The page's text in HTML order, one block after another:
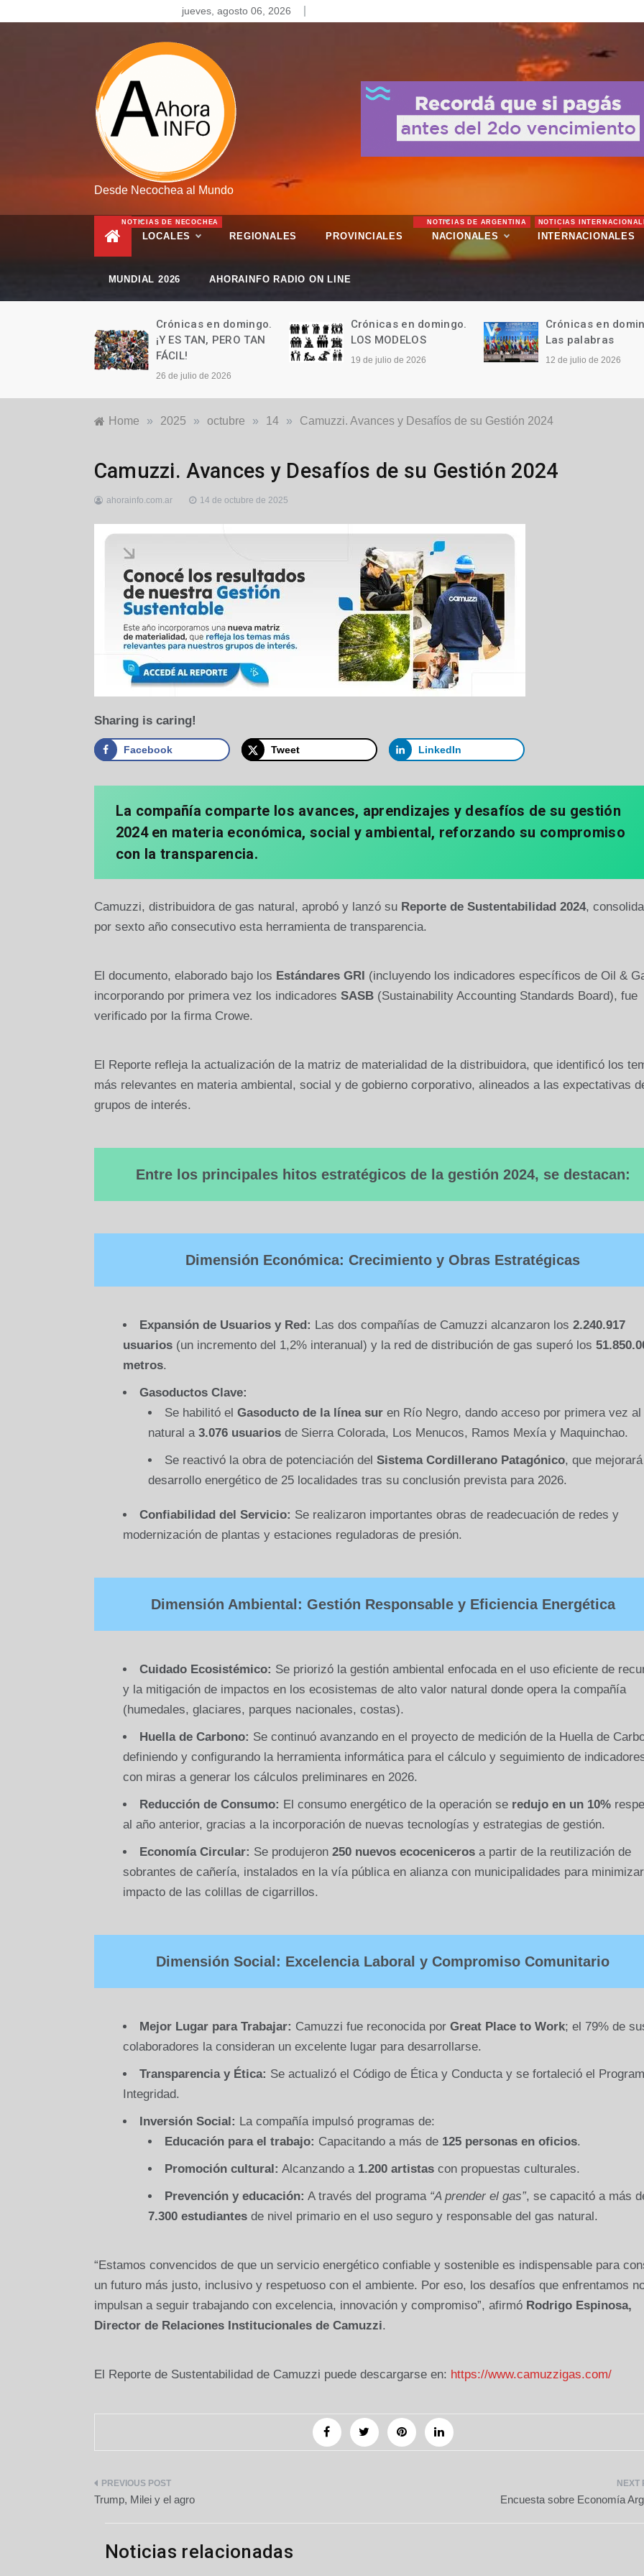
to
jueves, agosto 06, 2026
Desde Necochea al Mundo
LOCALES
NOTICIAS DE NECOCHEA
REGIONALES PROVINCIALES NACIONALES
NOTICIAS DE ARGENTINA
INTERNACIONALES
NOTICIAS
MUNDIAL 2026 AHORAINFO RADIO ON LINE
Crónicas en domingo.
¡Y ES TAN, PERO TAN
FÁCIL!
26 de julio de 2026
Crónicas en domingo.
LOS MODELOS
19 de julio de 2026
Crónicas en
Las palabras
12 de julio de 2026
Home » 2025 » octubre » 14 » Camuzzi. Avances y Desafíos de su Gestión 2024
Generales
Nacionales
Camuzzi. Avances y Desafíos de su Gestión 2024
ahorainfo.com.ar 14 de octubre de 2025
Sharing is caring!
Facebook Tweet LinkedIn
La compañía comparte los avances, aprendizajes y desafíos de su gestión
2024 en materia económica, social y ambiental, reforzando su compromiso
con la transparencia.
Camuzzi, distribuidora de gas natural, aprobó y lanzó su Reporte de Sustentabilidad 2024,
por sexto año consecutivo esta herramienta de transparencia.
El documento, elaborado bajo los Estándares GRI (incluyendo los indicadores específicos de Oil &
incorporando por primera vez los indicadores SASB(Sustainability Accounting Standards Board), fue
verificado por la firma Crowe.
El Reporte refleja la actualización de la matriz de materialidad de la distribuidora, que identificó los
más relevantes en materia ambiental, social y de gobierno corporativo, alineados a las expectativas
grupos de interés.
Entre los principales hitos estratégicos de la gestión 2024, se destacan:
Dimensión Económica: Crecimiento y Obras Estratégicas
Expansión de Usuarios y Red: Las dos compañías de Camuzzi alcanzaron los 2.240.917
usuarios(un incremento del 1,2% interanual) y la red de distribución de gas superó los
metros.
Gasoductos Clave:
Se habilitó elGasoducto de la línea sur en Río Negro, dando acceso por primera vez al
natural a3.076 usuarios de Sierra Colorada, Los Menucos, Ramos Mexía y Maquinchao.
Se reactivó la obra de potenciación delSistema Cordillerano Patagónico, que
desarrollo energético de 25 localidades tras su conclusión prevista para 2026.
Confiabilidad del Servicio: Se realizaron importantes obras de readecuación de redes y
modernización de plantas y estaciones reguladoras de presión.
Dimensión Ambiental: Gestión Responsable y Eficiencia Energética
Cuidado Ecosistémico: Se priorizó la gestión ambiental enfocada en el uso eficiente de
y la mitigación de impactos en los ecosistemas de alto valor natural donde opera la compañía
(humedales, glaciares, parques nacionales, costas).
Huella de Carbono: Se continuó avanzando en el proyecto de medición de la Huella de
definiendo y configurando la herramienta informática para el cálculo y seguimiento de
con miras a generar los cálculos preliminares en 2026.
Reducción de Consumo: El consumo energético de la operación se redujo en un 10%
al año anterior, gracias a la incorporación de nuevas tecnologías y estrategias de gestión.
Economía Circular: Se produjeron 250 nuevos ecocenicerosa partir de la reutilización de
sobrantes de cañería, instalados en la vía pública en alianza con municipalidades para
impacto de las colillas de cigarrillos.
Dimensión Social: Excelencia Laboral y Compromiso Comunitario
Mejor Lugar para Trabajar: Camuzzi fue reconocida por Great Place to Work; el 79% de
colaboradores la consideran un excelente lugar para desarrollarse.
Transparencia y Ética: Se actualizó el Código de Ética y Conducta y se fortaleció el
Integridad.
Inversión Social: La compañía impulsó programas de:
Educación para el trabajo: Capacitando a más de 125 personas en oficios.
Promoción cultural: Alcanzando a 1.200 artistas con propuestas culturales.
Prevención y educación: A través del programa “A prender el gas”, se capacitó a más
7.300 estudiantes de nivel primario en el uso seguro y responsable del gas natural.
“Estamos convencidos de que un servicio energético confiable y sostenible es indispensable para
un futuro más justo, inclusivo y respetuoso con el ambiente. Por eso, los desafíos que enfrentamos
impulsan a seguir trabajando con excelencia, innovación y compromiso”, afirmó Rodrigo Espinosa,
Director de Relaciones Institucionales de Camuzzi.
El Reporte de Sustentabilidad de Camuzzi puede descargarse en: https://www.camuzzigas.com/
Navegación
de
entradas
Trump, Milei y el agro Encuesta sobre Economía
Noticias relacionadas